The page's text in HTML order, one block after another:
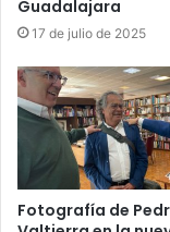
Guadalajara
17 de julio de 2025
Fotografía de